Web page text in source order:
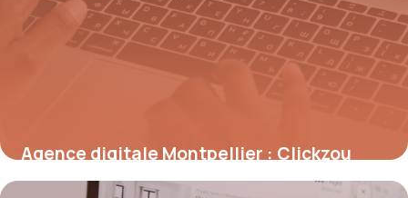
Agence digitale Montpellier : Clickzou
2026